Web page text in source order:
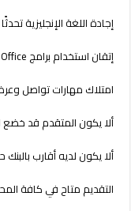
إجادة اللغة الإنجليزية
إتقان استخدام برامج Microsoft Office.
امتلاك مهارات تواصل
ألا يكون المتقدم قد خضع
ألا يكون لديه أقارب بالبنك
التقديم متاح في كافة